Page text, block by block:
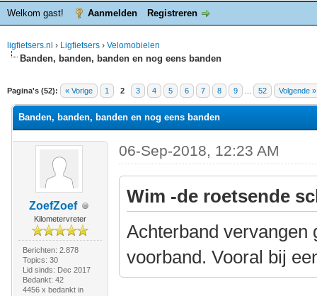
Welkom gast! Aanmelden Registreren
ligfietsers.nl › Ligfietsers › Velomobielen
Banden, banden, banden en nog eens banden
Pagina's (52): « Vorige 1 2 3 4 5 6 7 8 9 52 Volgende »
waardering is 3
Banden, banden, banden en nog eens banden
ZoefZoef
Kilometervreter
Berichten: 2.878
Topics: 30
Lid sinds: Dec 2017
Bedankt: 42
4456 x bedankt in
06-Sep-2018, 12:23 AM
Wim -de roetsende
Achterband vervangen
voorband. Vooral bij